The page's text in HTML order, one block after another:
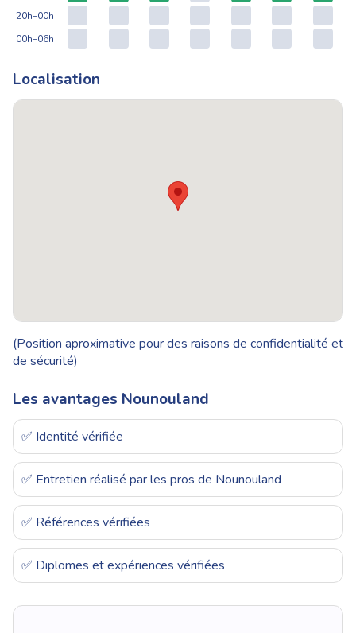
20h–00h
00h–06h
Localisation
(Position aproximative pour des raisons de confidentialité et
de sécurité)
Les avantages Nounouland
✅ Identité vérifiée
✅ Entretien réalisé par les pros de Nounouland
✅ Références vérifiées
✅ Diplomes et expériences vérifiées